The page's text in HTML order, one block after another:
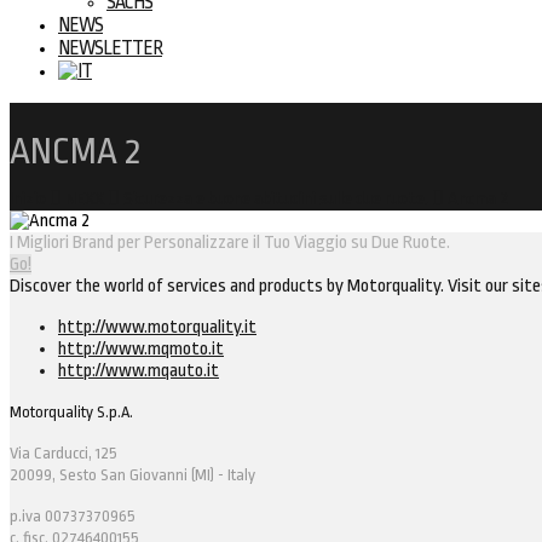
NEWS
NEWSLETTER
ANCMA 2
I Migliori Brand per Personalizzare il Tuo Viaggio su Due Ruote.
Go!
Discover the world of services and products by Motorquality. Visit our
http://www.motorquality.it
http://www.mqmoto.it
http://www.mqauto.it
Motorquality S.p.A.
Via Carducci, 125
20099, Sesto San Giovanni (MI) - Italy
p.iva 00737370965
c. fisc. 02746400155